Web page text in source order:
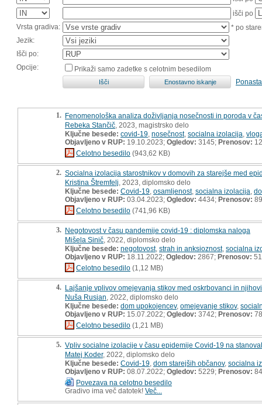
išči po
Vrsta gradiva:
* po
Jezik:
Išči po:
Opcije:
Prikaži samo zadetke s celotnim besedilom
1. Fenomenološka analiza doživljanja nosečnosti in poroda v
Rebeka Stančič , 2023, magistrsko delo
Ključne besede: covid-19 nosečnost, socialna izolacija
Objavljeno v RUP: 19.10.2023; Ogledov: 3145; Prenosov:
Celotno besedilo (943,62 KB)
2. Socialna izolacija starostnikov v domovih za starejše med
Kristina Štremfelj , 2023, diplomsko delo
Ključne besede: Covid-19 osamljenost, socialna izolacija
Objavljeno v RUP: 03.04.2023; Ogledov: 4434; Prenosov: 89
Celotno besedilo (741,96 KB)
3. Negotovost v času pandemije covid-19 : diplomska naloga
Mišela Sinič , 2022, diplomsko delo
Ključne besede: negotovost, strah in anksioznost, socialna
Objavljeno v RUP: 18.11.2022; Ogledov: 2867; Prenosov: 51
Celotno besedilo (1,12 MB)
4. Lajšanje vplivov omejevanja stikov med oskrbovanci in
Nuša Rusjan , 2022, diplomsko delo
Ključne besede: dom upokojencev, omejevanje stikov,
Objavljeno v RUP: 15.07.2022; Ogledov: 3742; Prenosov: 78
Celotno besedilo (1,21 MB)
5. Vpliv socialne izolacije v času epidemije Covid-19 na
Matej Koder, 2022, diplomsko delo
Ključne besede: Covid-19 dom starejših občanov, socialna
Objavljeno v RUP: 08.07.2022; Ogledov: 5229; Prenosov: 84
Povezava na celotno besedilo
Gradivo ima več datotek! Več...